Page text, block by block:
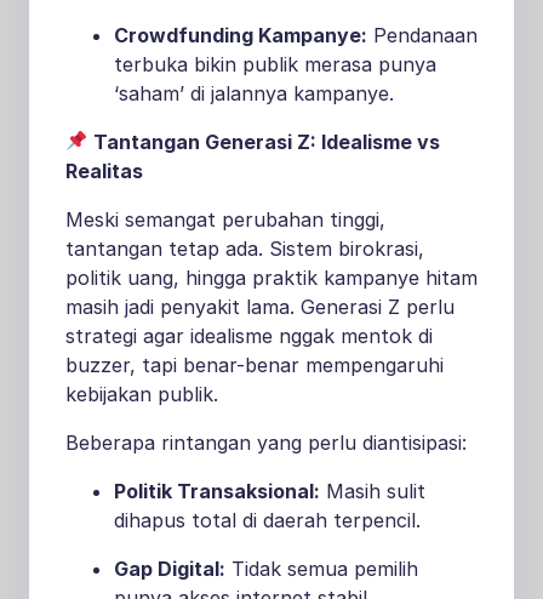
Crowdfunding Kampanye: Pendanaan
terbuka bikin publik merasa punya
‘saham’ di jalannya kampanye.
Tantangan Generasi Z: Idealisme vs
Realitas
Meski semangat perubahan tinggi,
tantangan tetap ada. Sistem birokrasi,
politik uang, hingga praktik kampanye hitam
masih jadi penyakit lama. Generasi Z perlu
strategi agar idealisme nggak mentok di
buzzer, tapi benar-benar mempengaruhi
kebijakan publik.
Beberapa rintangan yang perlu diantisipasi:
Politik Transaksional: Masih sulit
dihapus total di daerah terpencil.
Gap Digital: Tidak semua pemilih